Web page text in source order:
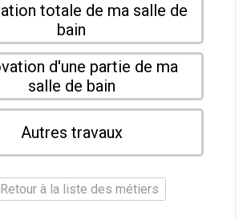
totale de ma salle de
bain
d'une partie de ma
salle de bain
Autres travaux
Retour à la liste des métiers